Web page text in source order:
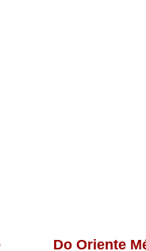
Do Oriente